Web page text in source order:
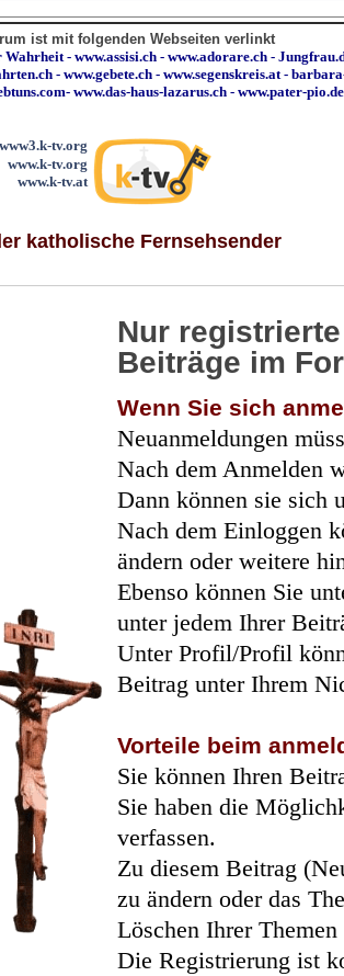
ist mit folgenden Webseiten verlinkt
Wahrheit- www.assisi.ch - www.adorare.ch -
- www.gebete.ch - www.segenskreis.at-
- www.das-haus-lazarus.ch - www.pater-pio.de
www3.k-tv.org
www.k-tv.org
www.k-tv.at
katholische Fernsehsender
Nur
Beiträge im
Wenn Sie sich
Neuanmeldungen
Nach dem Anmelden
Dann können sie sich
Nach dem Einloggen
ändern oder weitere
Ebenso können Sie
unter jedem Ihrer
Unter Profil/Profil
Beitrag unter Ihrem
Vorteile beim
Sie können Ihren
Sie haben die
verfassen.
Zu diesem Beitrag
zu ändern oder das
Löschen Ihrer
Die Registrierung ist